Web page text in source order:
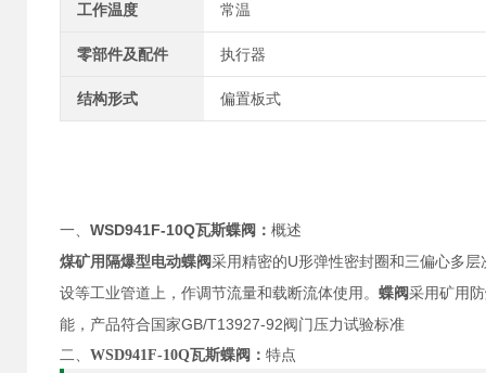
工作温度 常温
零部件及配件 执行器
结构形式 偏置板式
一、 WSD941F-10Q瓦斯蝶阀 ： 概述
煤矿用隔爆型电动蝶阀采用精密的U形弹性密封圈和三偏心多
设等工业管道上，作调节流量和载断流体使用。 蝶阀采用矿用
能，产品符合国家GB/T13927-92阀门压力试验标准
二、 WSD941F-10Q瓦斯蝶阀 ： 特点